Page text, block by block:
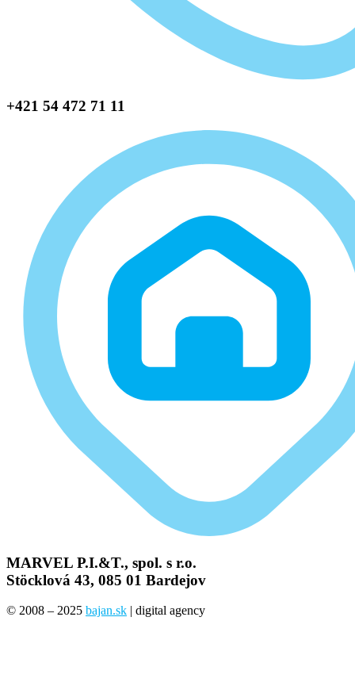
+421 54 472 71 11
MARVEL P.I.&T., spol. s r.o.
Stöcklová 43, 085 01 Bardejov
© 2008 – 2025 bajan.sk | digital agency